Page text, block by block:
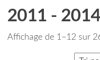
2011 - 2014
Affichage de 1–12 sur